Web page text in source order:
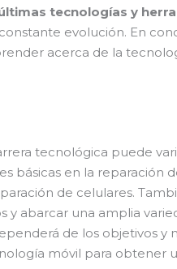
tecnologías y
evolución. En
acerca de la
tecnológica puede
básicas en la reparación
de celulares.
abarcar una amplia
de los objetivos y
móvil para obtener